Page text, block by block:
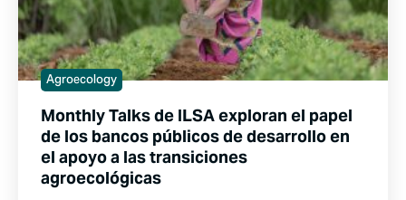
Agroecology
Monthly Talks de ILSA exploran el papel
de los bancos públicos de desarrollo en
el apoyo a las transiciones
agroecológicas